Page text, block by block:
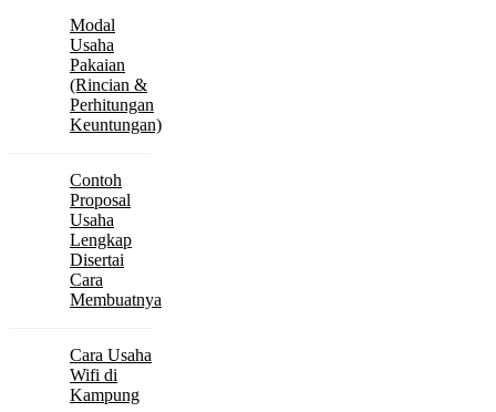
Modal
Usaha
Pakaian
(Rincian &
Perhitungan
Keuntungan)
Contoh
Proposal
Usaha
Lengkap
Disertai
Cara
Membuatnya
Cara Usaha
Wifi di
Kampung